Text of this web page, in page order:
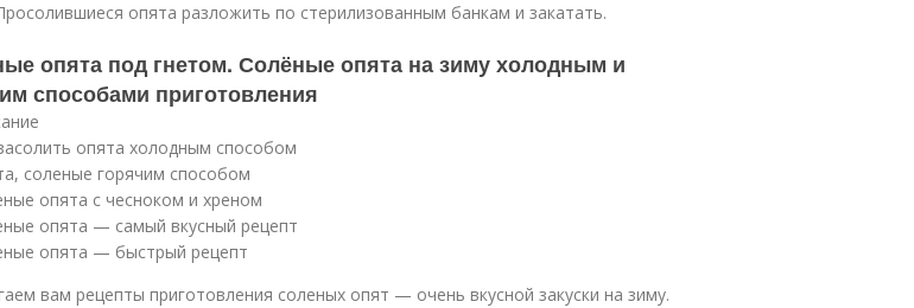
опята разложить по стерилизованным банкам и закатать.
опята под гнетом. Солёные опята на зиму холодным и
способами приготовления
опята холодным способом
соленые горячим способом
опята с чесноком и хреном
опята — самый вкусный рецепт
опята — быстрый рецепт
вам рецепты приготовления соленых опят — очень вкусной закуски на зиму.